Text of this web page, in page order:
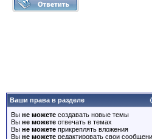
Ваши права в разделе
Вы не можете создавать новые темы
Вы не можете отвечать в темах
Вы не можете прикреплять вложения
Вы не можете редактировать свои